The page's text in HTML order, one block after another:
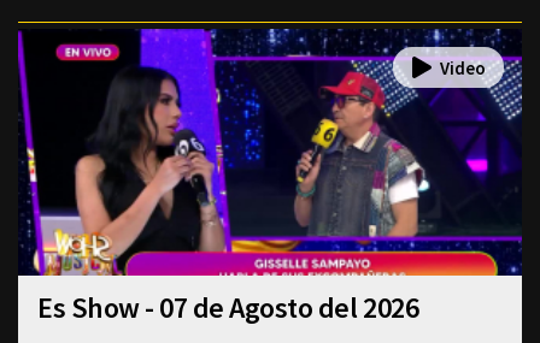
Es Show - 07 de Agosto del 2026